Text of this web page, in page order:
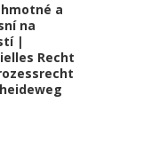
a
na
|
Recht